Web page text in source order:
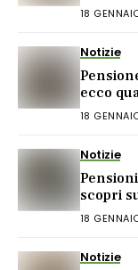
18
Notizie
ecco
18
Notizie
scopri
18
Notizie